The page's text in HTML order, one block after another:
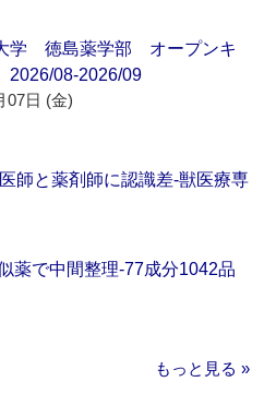
学 徳島薬学部 オープンキ
08-2026/09
07日 (金)
師と薬剤師に認識差‐獣医療専
薬で中間整理‐77成分1042品
もっと見る »